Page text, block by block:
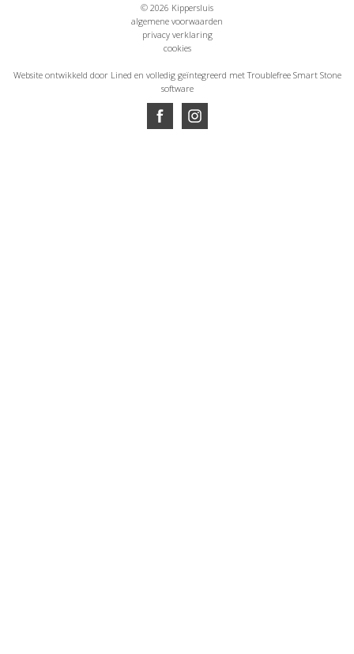
© 2026 Kippersluis
algemene voorwaarden
privacy verklaring
cookies
Website ontwikkeld door Lined en volledig geïntegreerd met Troublefree Smart Stone
software